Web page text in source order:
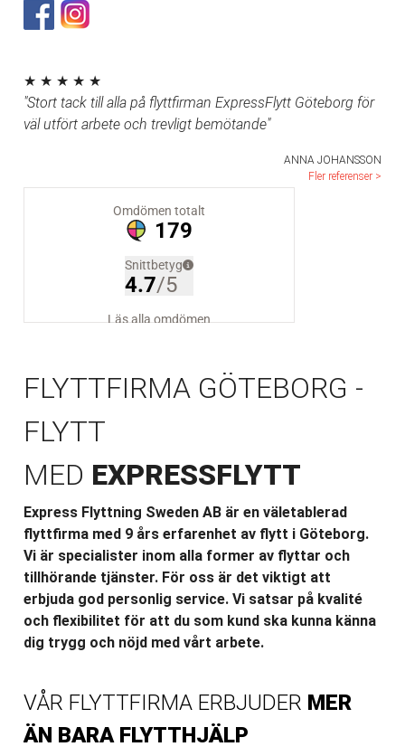
★ ★ ★ ★ ★
"Stort tack till alla på flyttfirman ExpressFlytt Göteborg för
väl utfört arbete och trevligt bemötande"
ANNA JOHANSSON
Fler referenser >
FLYTTFIRMA GÖTEBORG -
FLYTT
MED EXPRESSFLYTT
Express Flyttning Sweden AB är en väletablerad
flyttfirma med 9 års erfarenhet av flytt i Göteborg.
Vi är specialister inom alla former av flyttar och
tillhörande tjänster. För oss är det viktigt att
erbjuda god personlig service. Vi satsar på kvalité
och flexibilitet för att du som kund ska kunna känna
dig trygg och nöjd med vårt arbete.
VÅR FLYTTFIRMA ERBJUDER MER
ÄN BARA FLYTTHJÄLP